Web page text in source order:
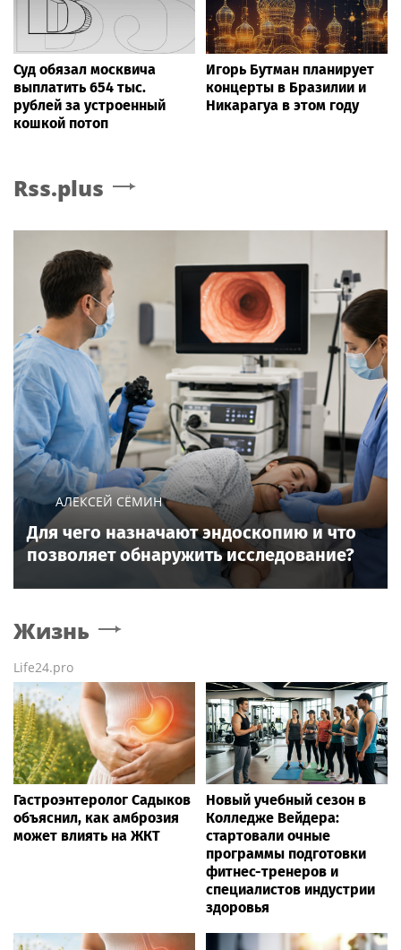
Суд обязал москвича
выплатить 654 тыс.
рублей за устроенный
кошкой потоп
Игорь Бутман планирует
концерты в Бразилии и
Никарагуа в этом году
Rss.plus
АЛЕКСЕЙ СЁМИН
Для чего назначают эндоскопию и что
позволяет обнаружить исследование?
Жизнь
Life24.pro
Гастроэнтеролог Садыков
объяснил, как амброзия
может влиять на ЖКТ
Новый учебный сезон в
Колледже Вейдера:
стартовали очные
программы подготовки
фитнес-тренеров и
специалистов индустрии
здоровья